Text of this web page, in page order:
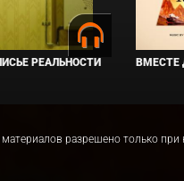
РЕАЛЬНОСТИ ВМЕСТЕ
разрешено только при